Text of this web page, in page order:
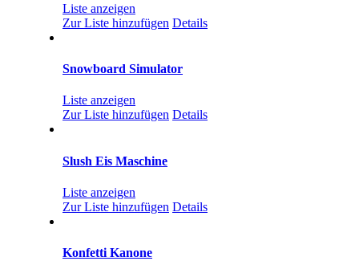
Liste anzeigen
Zur Liste hinzufügen Details
Snowboard Simulator
Liste anzeigen
Zur Liste hinzufügen Details
Slush Eis Maschine
Liste anzeigen
Zur Liste hinzufügen Details
Konfetti Kanone